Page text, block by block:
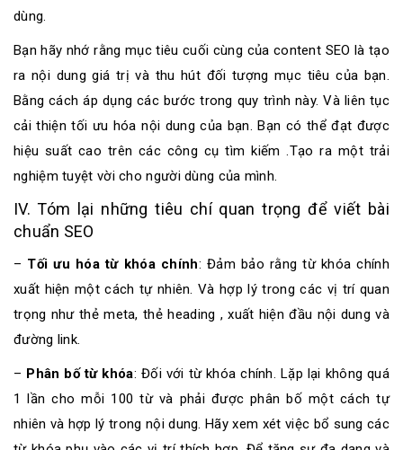
dùng.
Bạn hãy nhớ rằng mục tiêu cuối cùng của content SEO là tạo
ra nội dung giá trị và thu hút đối tượng mục tiêu của bạn.
Bằng cách áp dụng các bước trong quy trình này. Và liên tục
cải thiện tối ưu hóa nội dung của bạn. Bạn có thể đạt được
hiệu suất cao trên các công cụ tìm kiếm .Tạo ra một trải
nghiệm tuyệt vời cho người dùng của mình.
IV. Tóm lại những tiêu chí quan trọng để viết bài
chuẩn SEO
– Tối ưu hóa từ khóa chính: Đảm bảo rằng từ khóa chính
xuất hiện một cách tự nhiên. Và hợp lý trong các vị trí quan
trọng như thẻ meta, thẻ heading , xuất hiện đầu nội dung và
đường link.
– Phân bố từ khóa: Đối với từ khóa chính. Lặp lại không quá
1 lần cho mỗi 100 từ và phải được phân bố một cách tự
nhiên và hợp lý trong nội dung. Hãy xem xét việc bổ sung các